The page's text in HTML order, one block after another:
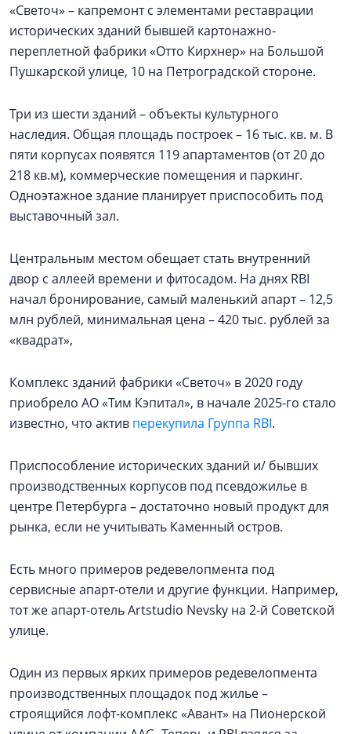
«Светоч» – капремонт с элементами реставрации
исторических зданий бывшей картонажно-
переплетной фабрики «Отто Кирхнер» на Большой
Пушкарской улице, 10 на Петроградской стороне.
Три из шести зданий – объекты культурного
наследия. Общая площадь построек – 16 тыс. кв. м. В
пяти корпусах появятся 119 апартаментов (от 20 до
218 кв.м), коммерческие помещения и паркинг.
Одноэтажное здание планирует приспособить под
выставочный зал.
Центральным местом обещает стать внутренний
двор с аллеей времени и фитосадом. На днях RBI
начал бронирование, самый маленький апарт – 12,5
млн рублей, минимальная цена – 420 тыс. рублей за
«квадрат»,
Комплекс зданий фабрики «Светоч» в 2020 году
приобрело АО «Тим Кэпитал», в начале 2025-го стало
известно, что актив перекупила Группа RBI.
Приспособление исторических зданий и/ бывших
производственных корпусов под псевдожилье в
центре Петербурга – достаточно новый продукт для
рынка, если не учитывать Каменный остров.
Есть много примеров редевелопмента под
сервисные апарт-отели и другие функции. Например,
тот же апарт-отель Artstudio Nevsky на 2-й Советской
улице.
Один из первых ярких примеров редевелопмента
производственных площадок под жилье –
строящийся лофт-комплекс «Авант» на Пионерской